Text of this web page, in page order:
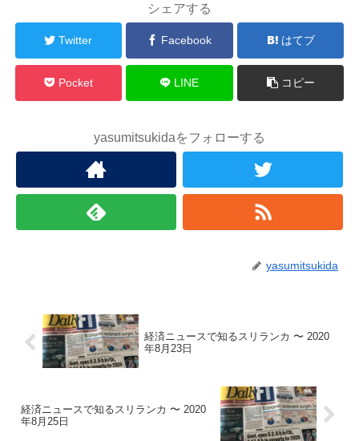
シェアする
Twitter Facebook はてブ
Pocket LINE コピー
yasumitsukidaをフォローする
yasumitsukida
経済ニュースで知るスリランカ 〜 2020
年8月23日
経済ニュースで知るスリランカ 〜 2020
年8月25日